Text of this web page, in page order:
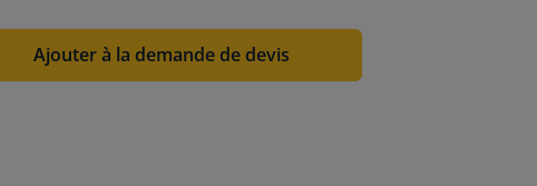
Ajouter à la demande de devis